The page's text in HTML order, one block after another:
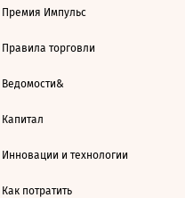
Премия Импульс
Правила торговли
Ведомости&
Капитал
Инновации и технологии
Как потратить